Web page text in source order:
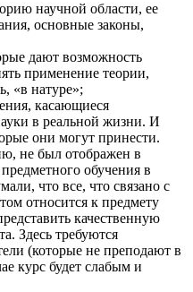
научной области, ее
основные законы,
дают возможность
применение теории,
«в натуре»;
касающиеся
в реальной жизни. И
они могут принести.
не был отображен в
обучения в
что все, что связано с
относится к предмету
качественную
Здесь требуются
(которые не преподают в
курс будет слабым и